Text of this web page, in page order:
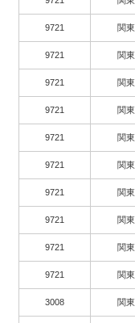
9721 関東
9721 関東
9721 関東
9721 関東
9721 関東
9721 関東
9721 関東
9721 関東
9721 関東
9721 関東
3008 関東